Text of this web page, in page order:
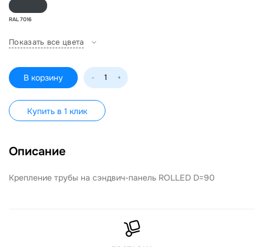
RAL 7016
Показать все цвета
В корзину - +
Купить в 1 клик
Описание
Крепление трубы на сэндвич-панель ROLLED D=90